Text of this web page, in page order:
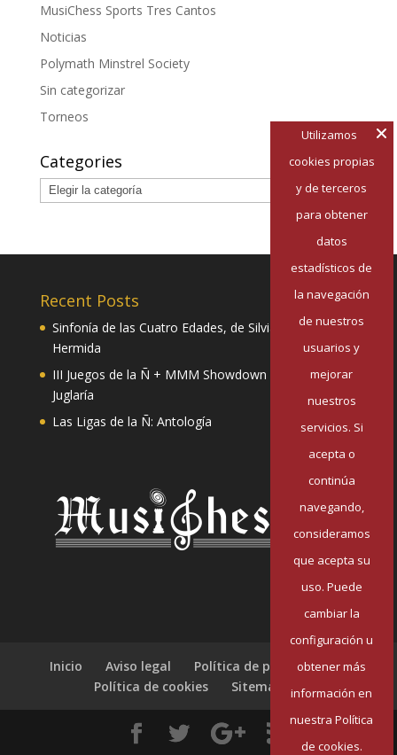
MusiChess Sports Tres Cantos
Noticias
Polymath Minstrel Society
Sin categorizar
Torneos
Categories
Categories
Recent Posts
Sinfonía de las Cuatro Edades, de Silvia Pazos
Hermida
III Juegos de la Ñ + MMM Showdown II: Mester de
Juglaría
Las Ligas de la Ñ: Antología
Inicio Aviso legal
Política de privacidad
Política de cookies
Sitemap
Utilizamos
cookies propias
y de terceros
para obtener
datos
estadísticos de
la navegación
de nuestros
usuarios y
mejorar
nuestros
servicios. Si
acepta o
continúa
navegando,
consideramos
que acepta su
uso. Puede
cambiar la
configuración u
obtener más
información en
nuestra Política
de cookies.